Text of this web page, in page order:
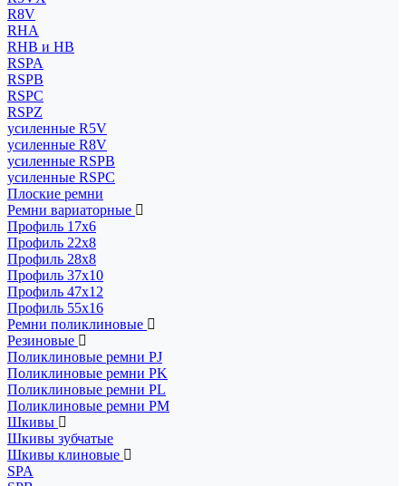
R8V
RHA
RHB и HB
RSPA
RSPB
RSPC
RSPZ
усиленные R5V
усиленные R8V
усиленные RSPB
усиленные RSPC
Плоские ремни
Ремни вариаторные
Профиль 17x6
Профиль 22x8
Профиль 28x8
Профиль 37x10
Профиль 47x12
Профиль 55x16
Ремни поликлиновые
Резиновые
Поликлиновые ремни PJ
Поликлиновые ремни PK
Поликлиновые ремни PL
Поликлиновые ремни PM
Шкивы
Шкивы зубчатые
Шкивы клиновые
SPA